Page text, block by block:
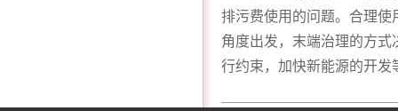
排污费使用的问题。合理
角度出发，末端治理的方
行约束，加快新能源的开发